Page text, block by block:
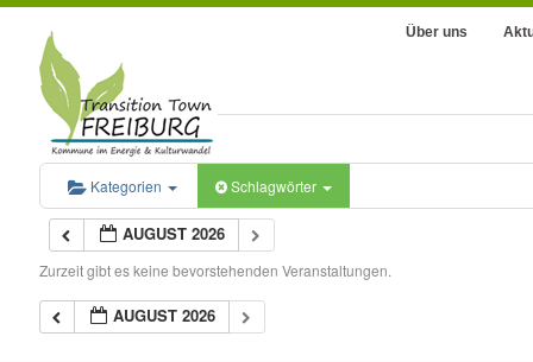
Über uns
Kategorien Schlagwörter
AUGUST 2026
Zurzeit gibt es keine bevorstehenden Veranstaltungen.
AUGUST 2026